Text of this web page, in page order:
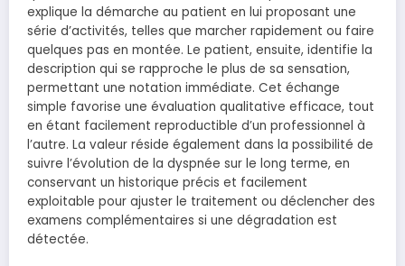
explique la démarche au patient en lui proposant une
série d’activités, telles que marcher rapidement ou faire
quelques pas en montée. Le patient, ensuite, identifie la
description qui se rapproche le plus de sa sensation,
permettant une notation immédiate. Cet échange
simple favorise une évaluation qualitative efficace, tout
en étant facilement reproductible d’un professionnel à
l’autre. La valeur réside également dans la possibilité de
suivre l’évolution de la dyspnée sur le long terme, en
conservant un historique précis et facilement
exploitable pour ajuster le traitement ou déclencher des
examens complémentaires si une dégradation est
détectée.